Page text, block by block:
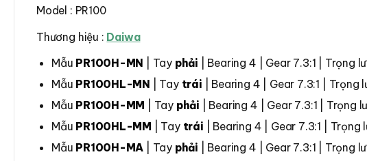
Model : PR100
Thương hiệu : Daiwa
Mẫu PR100H-MN | Tay phải | Bearing 4 | Gear 7.3:1 | Trọng
Mẫu PR100HL-MN | Tay trái | Bearing 4 | Gear 7.3:1 |
Mẫu PR100H-MM | Tay phải | Bearing 4 | Gear 7.3:1 | Trọng
Mẫu PR100HL-MM | Tay trái | Bearing 4 | Gear 7.3:1 |
Mẫu PR100H-MA | Tay phải | Bearing 4 | Gear 7.3:1 | Trọng